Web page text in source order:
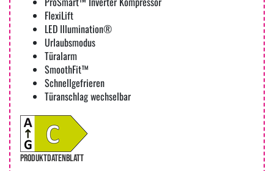
FlexiLift
LED Illumination®
Urlaubsmodus
Türalarm
SmoothFit™
Schnellgefrieren
Türanschlag wechselbar
PRODUKTDATENBLATT